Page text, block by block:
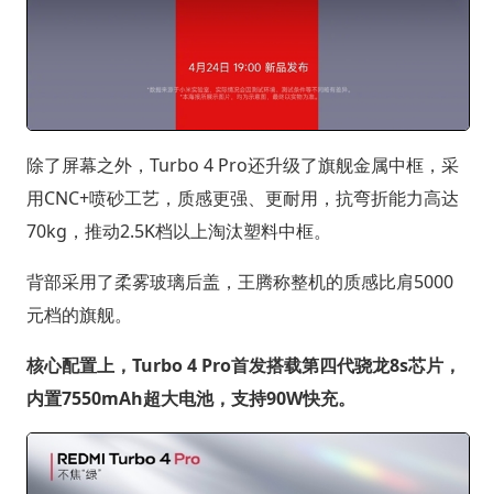
除了屏幕之外，Turbo 4 Pro还升级了旗舰金属中框，采
用CNC+喷砂工艺，质感更强、更耐用，抗弯折能力高达
70kg，推动2.5K档以上淘汰塑料中框。
背部采用了柔雾玻璃后盖，王腾称整机的质感比肩5000
元档的旗舰。
核心配置上，Turbo 4 Pro首发搭载第四代骁龙8s芯片，
内置7550mAh超大电池，支持90W快充。